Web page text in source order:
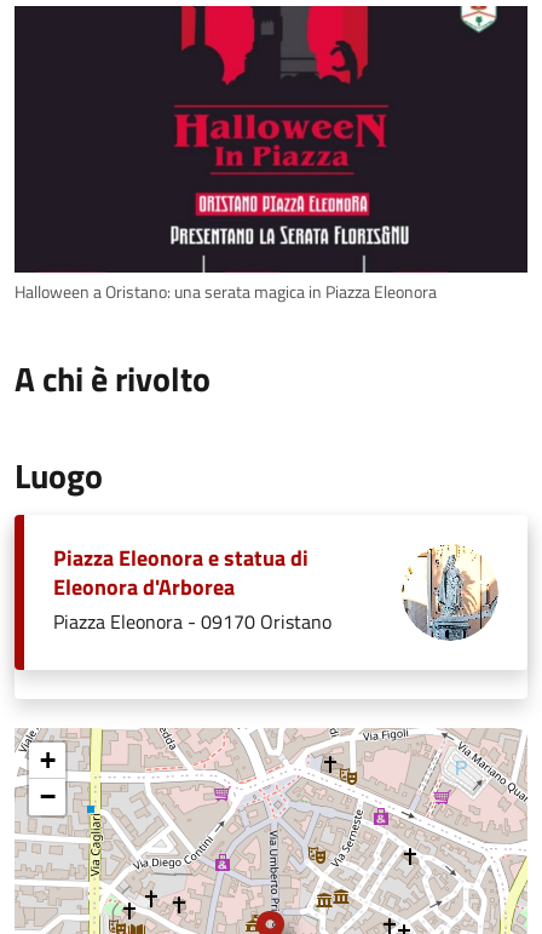
Halloween a Oristano: una serata magica in Piazza Eleonora
A chi è rivolto
Luogo
Piazza Eleonora e statua di
Eleonora d'Arborea
Piazza Eleonora - 09170 Oristano
+
−